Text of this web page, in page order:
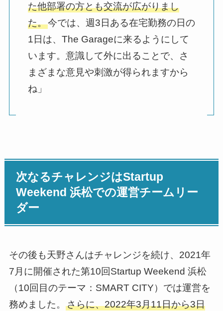
た他部署の方とも交流が広がりまし
た。今では、週3日ある在宅勤務の日の
1日は、The Garageに来るようにして
います。意識して外に出ることで、さ
まざまな意見や刺激が得られますから
ね」
次なるチャレンジはStartup
Weekend 浜松での運営チームリー
ダー
その後も天野さんはチャレンジを続け、2021年
7月に開催された第10回Startup Weekend 浜松
（10回目のテーマ：SMART CITY）では運営を
務めました。 さらに、2022年3月11日から3日